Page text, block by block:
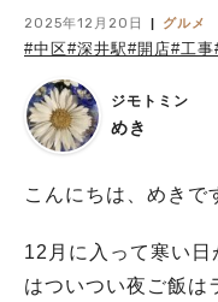
2025年12月20日 グルメ
#中区#深井駅#開店#工事
ジモトミン
めき
こんにちは、めきで
12月に入って寒い
はついつい夜ご飯は